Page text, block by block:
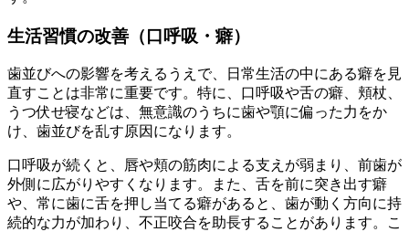
生活習慣の改善（口呼吸・癖）
歯並びへの影響を考えるうえで、日常生活の中にある癖を見
直すことは非常に重要です。特に、口呼吸や舌の癖、頬杖、
うつ伏せ寝などは、無意識のうちに歯や顎に偏った力をか
け、歯並びを乱す原因になります。
口呼吸が続くと、唇や頬の筋肉による支えが弱まり、前歯が
外側に広がりやすくなります。また、舌を前に突き出す癖
や、常に歯に舌を押し当てる癖があると、歯が動く方向に持
続的な力が加わり、不正咬合を助長することがあります。こ